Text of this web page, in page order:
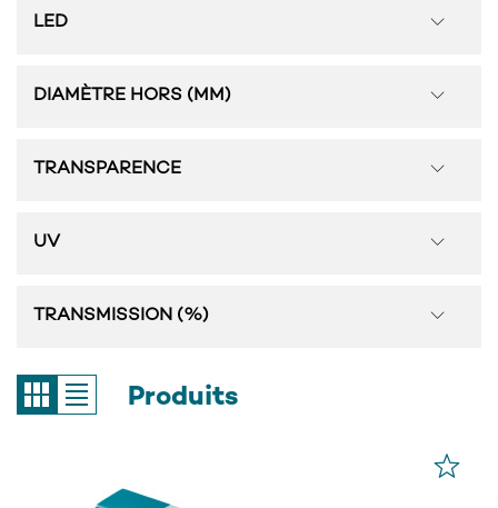
LED
DIAMÈTRE HORS (MM)
TRANSPARENCE
UV
TRANSMISSION (%)
Produits